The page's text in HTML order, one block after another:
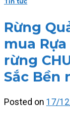
Rừng
mua
rừng
Sắc Bền
Posted on 17/